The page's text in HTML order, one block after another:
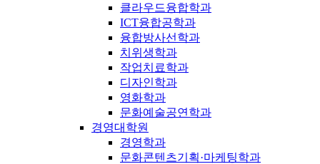
클라우드융합학과
ICT융합공학과
융합방사선학과
치위생학과
작업치료학과
디자인학과
영화학과
문화예술공연학과
경영대학원
경영학과
문화콘텐츠기획·마케팅학과